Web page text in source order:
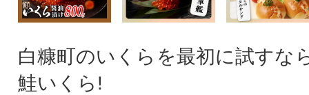
白糠町のいくらを最初に試すな
鮭いくら!